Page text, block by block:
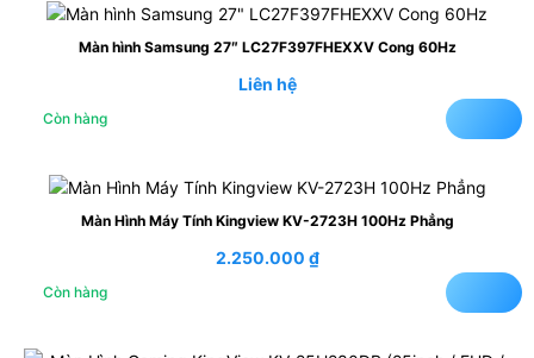
Màn hình Samsung 27″ LC27F397FHEXXV Cong 60Hz
Liên hệ
Còn hàng
Màn Hình Máy Tính Kingview KV-2723H 100Hz Phẳng
2.250.000 ₫
Còn hàng